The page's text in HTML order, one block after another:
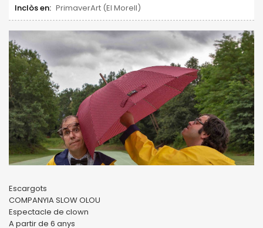
Inclòs en: PrimaverArt (El Morell)
Escargots
COMPANYIA SLOW OLOU
Espectacle de clown
A partir de 6 anys